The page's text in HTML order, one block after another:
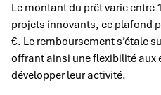
Le montant du prêt varie entre
projets innovants, ce plafond
€. Le remboursement s’étale
offrant ainsi une flexibilité aux
développer leur activité.